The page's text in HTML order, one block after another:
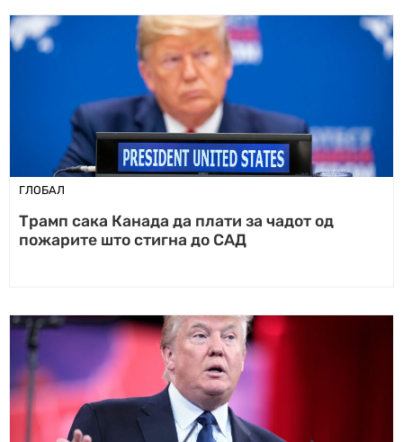
ГЛОБАЛ
Трамп сака Канада да плати за чадот од
пожарите што стигна до САД